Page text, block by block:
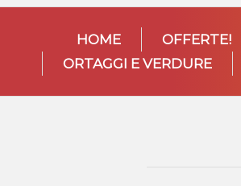
HOME OFFERTE!
ORTAGGI E VERDURE